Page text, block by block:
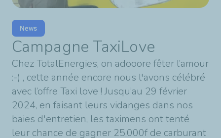
News
Campagne TaxiLove
Chez TotalEnergies, on adooore fêter l’amour
:-) , cette année encore nous l'avons célébré
avec l’offre Taxi love ! Jusqu’au 29 février
2024, en faisant leurs vidanges dans nos
baies d'entretien, les taximens ont tenté
leur chance de gagner 25,000f de carburant